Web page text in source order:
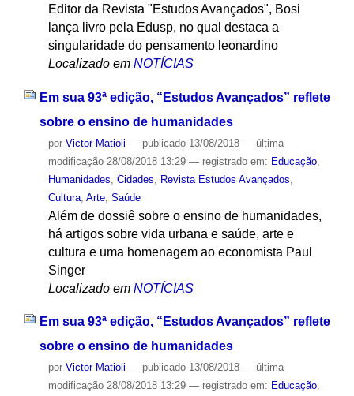
Editor da Revista "Estudos Avançados", Bosi
lança livro pela Edusp, no qual destaca a
singularidade do pensamento leonardino
Localizado em NOTÍCIAS
Em sua 93ª edição, “Estudos Avançados” reflete
sobre o ensino de humanidades
por Victor Matioli — publicado13/08/2018 — última
modificação28/08/2018 13:29 — registrado em: Educação,
Humanidades Cidades Revista Estudos Avançados
Cultura, Arte, Saúde
Além de dossiê sobre o ensino de humanidades,
há artigos sobre vida urbana e saúde, arte e
cultura e uma homenagem ao economista Paul
Singer
Localizado em NOTÍCIAS
Em sua 93ª edição, “Estudos Avançados” reflete
sobre o ensino de humanidades
por Victor Matioli — publicado13/08/2018 — última
modificação28/08/2018 13:29 — registrado em: Educação,